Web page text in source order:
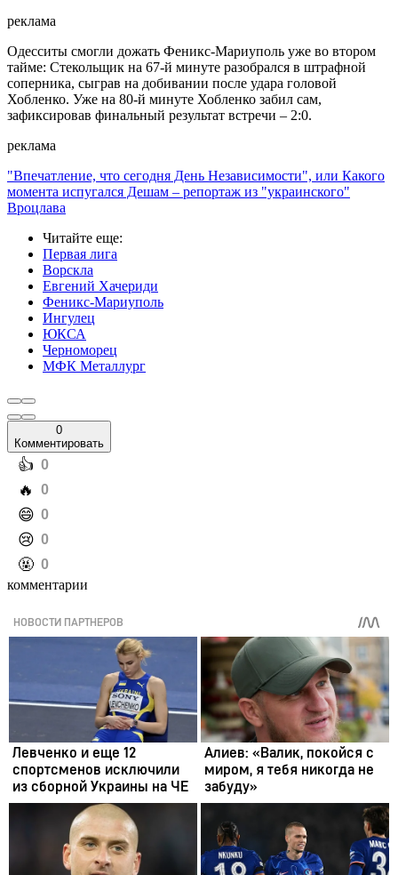
реклама
Одесситы смогли дожать Феникс-Мариуполь уже во втором
тайме: Стекольщик на 67-й минуте разобрался в штрафной
соперника, сыграв на добивании после удара головой
Хобленко. Уже на 80-й минуте Хобленко забил сам,
зафиксировав финальный результат встречи – 2:0.
реклама
"Впечатление, что сегодня День Независимости", или Какого
момента испугался Дешам – репортаж из "украинского"
Вроцлава
Читайте еще:
Первая лига
Ворскла
Евгений Хачериди
Феникс-Мариуполь
Ингулец
ЮКСА
Черноморец
МФК Металлург
0
Комментировать
️👍 0
️🔥 0
️😄 0
️😢 0
️🤬 0
комментарии